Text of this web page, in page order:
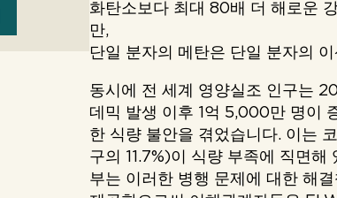
화탄소보다 최대 80배 더 해로운
만,
단일 분자의 메탄은 단일 분자의
동시에 전 세계 영양실조 인구는
데믹 발생 이후 1억 5,000만 명이
한 식량 불안을 겪었습니다. 이는
구의 11.7%)이 식량 부족에 직면
부는 이러한 병행 문제에 대한 해